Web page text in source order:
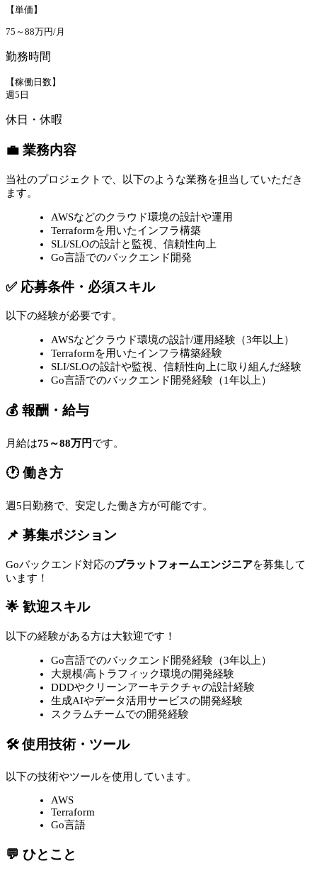
【単価】
75～88万円/月
勤務時間
【稼働日数】
週5日
休日・休暇
💼 業務内容
当社のプロジェクトで、以下のような業務を担当していただき
ます。
AWSなどのクラウド環境の設計や運用
Terraformを用いたインフラ構築
SLI/SLOの設計と監視、信頼性向上
Go言語でのバックエンド開発
✅ 応募条件・必須スキル
以下の経験が必要です。
AWSなどクラウド環境の設計/運用経験（3年以上）
Terraformを用いたインフラ構築経験
SLI/SLOの設計や監視、信頼性向上に取り組んだ経験
Go言語でのバックエンド開発経験（1年以上）
💰 報酬・給与
月給は75～88万円です。
🕐 働き方
週5日勤務で、安定した働き方が可能です。
📌 募集ポジション
Goバックエンド対応のプラットフォームエンジニアを募集して
います！
🌟 歓迎スキル
以下の経験がある方は大歓迎です！
Go言語でのバックエンド開発経験（3年以上）
大規模/高トラフィック環境の開発経験
DDDやクリーンアーキテクチャの設計経験
生成AIやデータ活用サービスの開発経験
スクラムチームでの開発経験
🛠 使用技術・ツール
以下の技術やツールを使用しています。
AWS
Terraform
Go言語
💬 ひとこと